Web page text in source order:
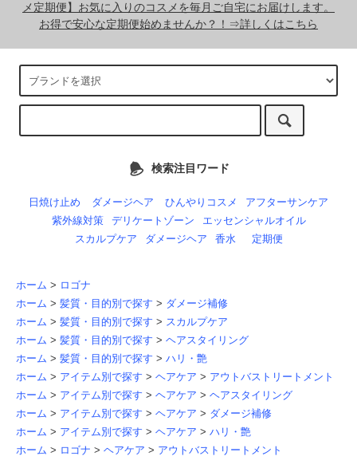
メ定期便】お気に入りのコスメを毎月ご自宅にお届けします。
お得で安心な定期便始めませんか？！⇒詳しくはこちら
検索注目ワード
日焼け止め ダメージヘア ひんやりコスメ
アフターサンケア
紫外線対策
デリケートゾーン
エッセンシャルオイル
スカルプケア
ダメージヘア 香水 定期便
ホーム > ロゴナ
ホーム > 髪質・目的別で探す > ダメージ補修
ホーム > 髪質・目的別で探す > スカルプケア
ホーム > 髪質・目的別で探す > ヘアスタイリング
ホーム > 髪質・目的別で探す > ハリ・艶
ホーム > アイテム別で探す > ヘアケア > アウトバストリートメント
ホーム > アイテム別で探す > ヘアケア > ヘアスタイリング
ホーム > アイテム別で探す > ヘアケア > ダメージ補修
ホーム > アイテム別で探す > ヘアケア > ハリ・艶
ホーム > ロゴナ > ヘアケア > アウトバストリートメント